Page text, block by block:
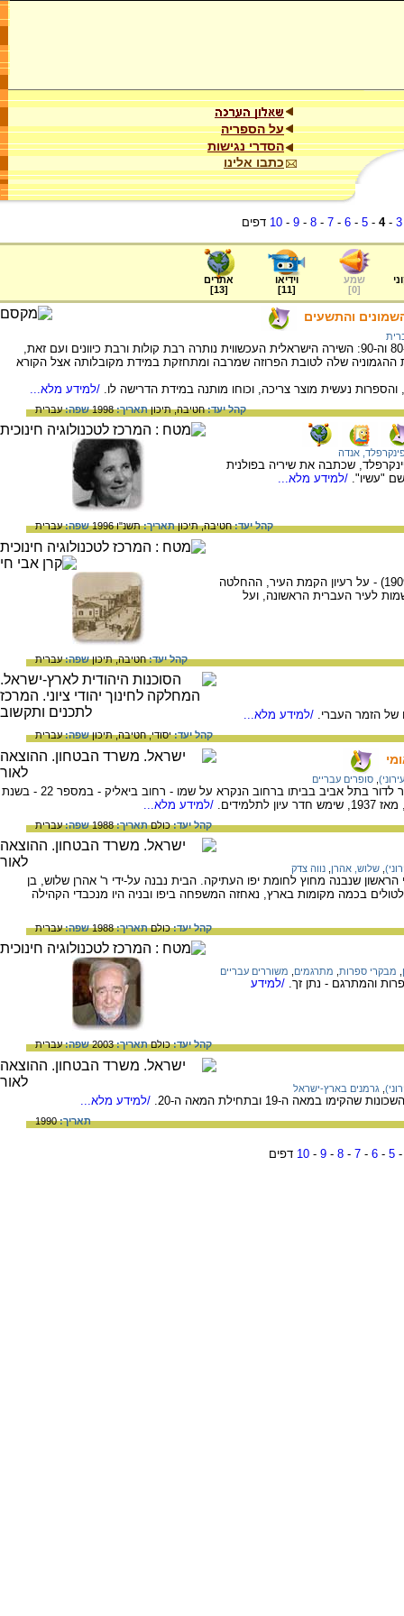
על הספריה
הסדרי נגישות
כתבו אלינו
3
-
4
-
5
-
6
-
7
-
8
-
9
-
10 דפים
שמע
[
0
]
וידיאו
[
11
]
אתרים
[
13
]
והתשעים
מידע על הספרות העברית בישראל בשנות ה-80 וה-90: השירה הישראלית העכשווית נותרה רבת קולות ורבת כיוונים ועם זאת,
ההגמוניה שלה לטובת הפרוזה שמרבה ומתחזקת במידת מקובלותה אצל הקורא
נעשית מוצר צריכה, וכוחו מותנה במידת הדרישה לו. /למידע מלא...
קהל יעד:חטיבה,תיכוןתאריך:1998 שפה:עברית
אנדה
שכתבה את שיריה בפולנית
"עשיו". /למידע מלא...
קהל יעד:חטיבה,תיכוןתאריך:תשנ"ו 1996 שפה:עברית
על הקמת העיר תל אביב בי' בסיוון תרס"ט (1909) - על רעיון הקמת העיר, ההחלטה
לעיר העברית הראשונה, ועל
קהל יעד:חטיבה,תיכוןשפה:עברית
/למידע מלא...
קהל יעד:יסודי,חטיבה,תיכוןשפה:עברית
סופרים עבריים
חיים נחמן ביאליק, המשורר הלאומי שלנו, עבר לדור בתל אביב בביתו ברחוב הנקרא על שמו - רחוב ביאליק - במספר 22 - בשנת
/למידע מלא...
קהל יעד:כולםתאריך:1988 שפה:עברית
שלוש, אהרן נווה צדק
היהודי הראשון שנבנה מחוץ לחומת יפו העתיקה. הבית נבנה על-ידי ר' אהרן שלוש, בן
מאלג'יר ב- 1840. לאחר טלטולים בכמה מקומות בארץ, נאחזה המשפחה ביפו ובניה היו מנכבדי הקהילה
קהל יעד:כולםתאריך:1988 שפה:עברית
מבקרי ספרות מתרגמים משוררים עבריים
והמתרגם - נתן זך. /למידע
קהל יעד:כולםתאריך:2003 שפה:עברית
גרמנים בארץ-ישראל
במאה ה-19 ובתחילת המאה ה-20. /למידע מלא...
תאריך:1990
-
5
-
6
-
7
-
8
-
9
-
10 דפים